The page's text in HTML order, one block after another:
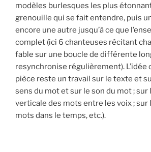
modèles burlesques les plus
grenouille qui se fait entendre, puis
encore une autre jusqu’à ce que
complet (ici 6 chanteuses récitant
fable sur une boucle de différente
resynchronise régulièrement). L’idée
pièce reste un travail sur le texte et
sens du mot et sur le son du mot ; sur
verticale des mots entre les voix ; sur
mots dans le temps, etc.).